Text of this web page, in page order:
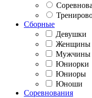
Сборные
Девушки
Женщины
Мужчины
Юниорки
Юниоры
Юноши
Соревнования